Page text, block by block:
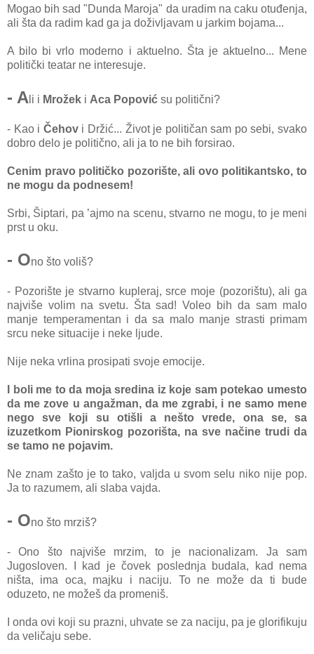
Mogao bih sad "Dunda Maroja" da uradim na caku otuđenja,
ali šta da radim kad ga ja doživljavam u jarkim bojama...
A bilo bi vrlo moderno i aktuelno. Šta je aktuelno... Mene
politički teatar ne interesuje.
- A li i Mrožek i Aca Popović su politični?
- Kao i Čehovi Držić... Život je političan sam po sebi, svako
dobro delo je politično, ali ja to ne bih forsirao.
Cenim pravo političko pozorište, ali ovo politikantsko, to
ne mogu da podnesem!
Srbi, Šiptari, pa ’ajmo na scenu, stvarno ne mogu, to je meni
prst u oku.
- Ono što voliš?
- Pozorište je stvarno kupleraj, srce moje (pozorištu), ali ga
najviše volim na svetu. Šta sad! Voleo bih da sam malo
manje temperamentan i da sa malo manje strasti primam
srcu neke situacije i neke ljude.
Nije neka vrlina prosipati svoje emocije.
I boli me to da mojasredina iz koje sam potekao umesto
da me zove u angažman, da me zgrabi, i ne samo mene
nego sve koji su otišli a nešto vrede, ona se, sa
izuzetkom Pionirskog pozorišta, na sve načine trudi da
se tamo ne pojavim.
Ne znam zašto je to tako, valjda u svom selu niko nije pop.
Ja to razumem, ali slaba vajda.
- Ono što mrziš?
- Ono što najviše mrzim, to je nacionalizam. Ja sam
Jugosloven. I kad je čovek poslednja budala, kad nema
ništa, ima oca, majku i naciju. To ne može da ti bude
oduzeto, ne možeš da promeniš.
I onda ovi koji su prazni, uhvate se za naciju, pa je glorifikuju
da veličaju sebe.